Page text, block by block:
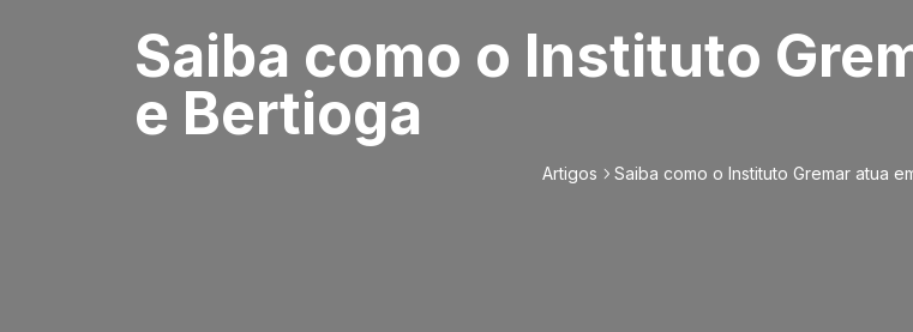
Saiba como o Instituto
e Bertioga
Artigos Saiba como o Instituto Gremar atua